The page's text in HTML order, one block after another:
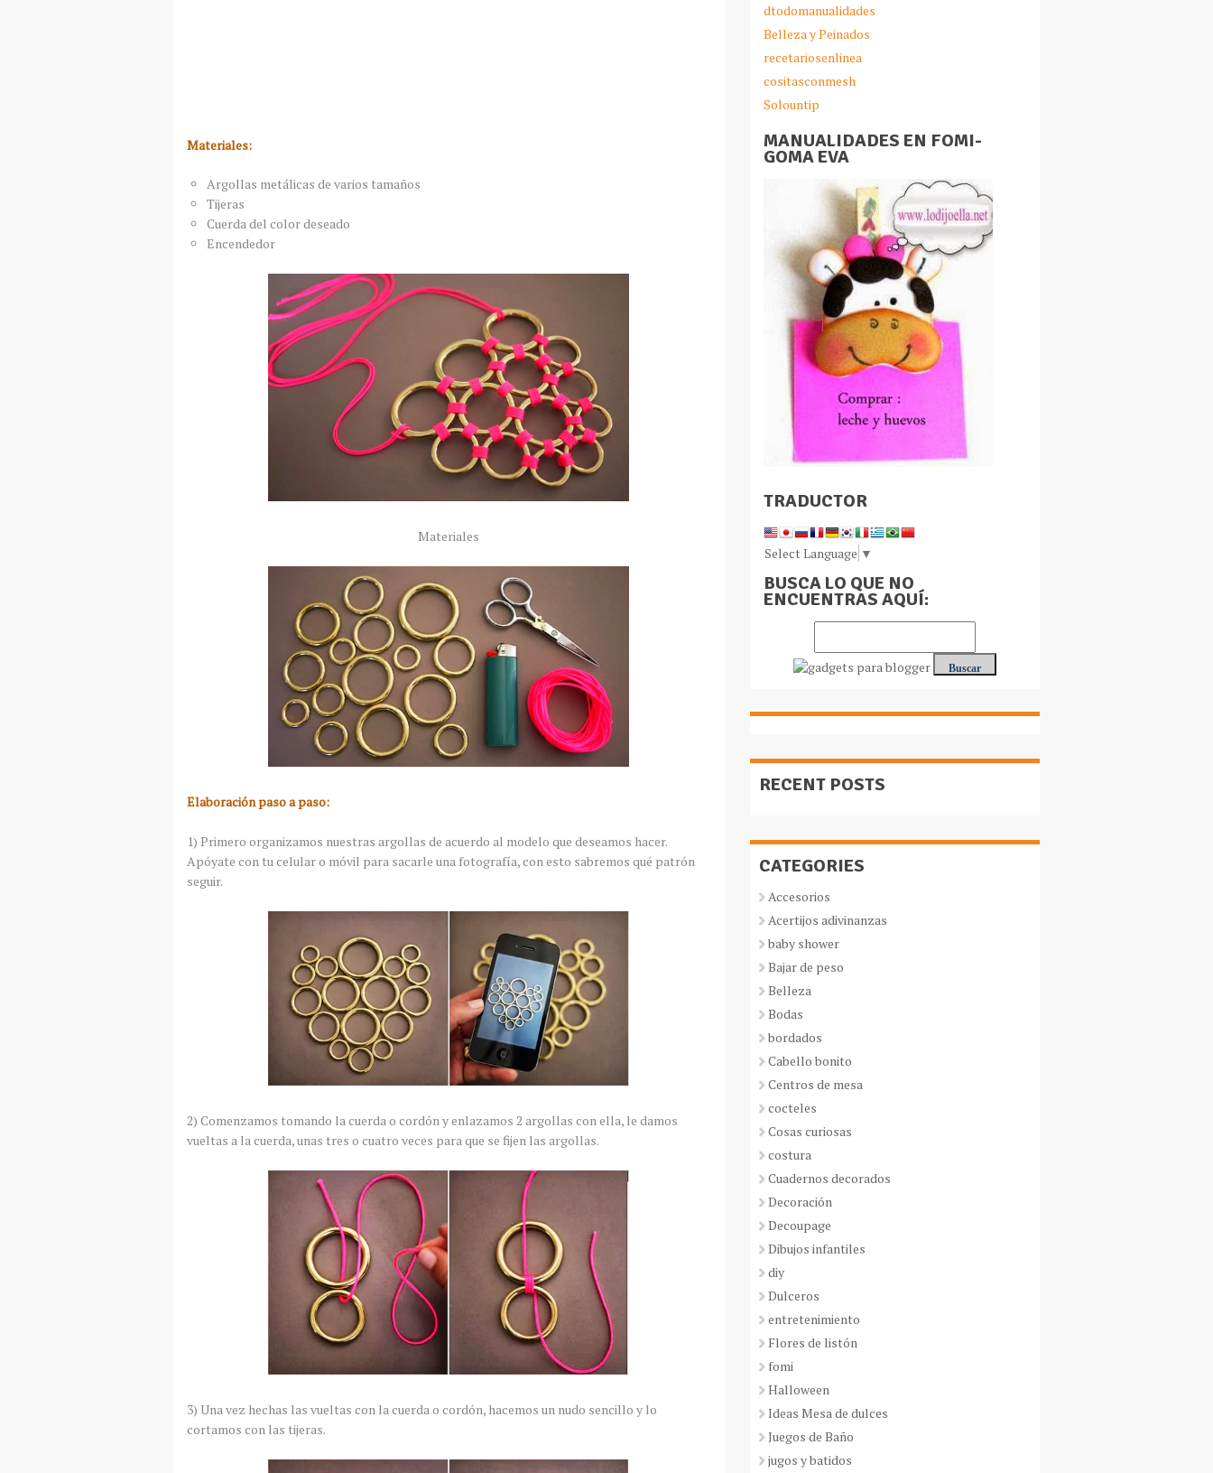
Materiales:
Argollas metálicas de varios tamaños
Tijeras
Cuerda del color deseado
Encendedor
Materiales
Elaboración paso a paso:
1) Primero organizamos nuestras argollas de acuerdo al modelo que deseamos hacer.
Apóyate con tu celular o móvil para sacarle una fotografía, con esto sabremos qué patrón
seguir.
2) Comenzamos tomando la cuerda o cordón y enlazamos 2 argollas con ella, le damos
vueltas a la cuerda, unas tres o cuatro veces para que se fijen las argollas.
3) Una vez hechas las vueltas con la cuerda o cordón, hacemos un nudo sencillo y lo
cortamos con las tijeras.
dtodomanualidades
Belleza y Peinados
recetariosenlinea
cositasconmesh
Solountip
MANUALIDADES EN FOMI-
GOMA EVA
TRADUCTOR
Select Language ▼
BUSCA LO QUE NO
ENCUENTRAS AQUÍ:
RECENT POSTS
CATEGORIES
Accesorios
Acertijos adivinanzas
baby shower
Bajar de peso
Belleza
Bodas
bordados
Cabello bonito
Centros de mesa
cocteles
Cosas curiosas
costura
Cuadernos decorados
Decoración
Decoupage
Dibujos infantiles
diy
Dulceros
entretenimiento
Flores de listón
fomi
Halloween
Ideas Mesa de dulces
Juegos de Baño
jugos y batidos